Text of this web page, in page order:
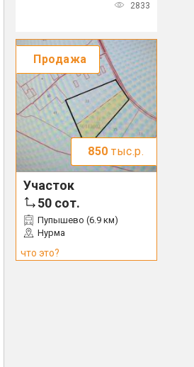
в России за январь-август
сократился на 17,6%
2833
Продажа
850 тыс.р.
Участок
50 сот.
Пупышево (6.9 км)
Нурма
что это?